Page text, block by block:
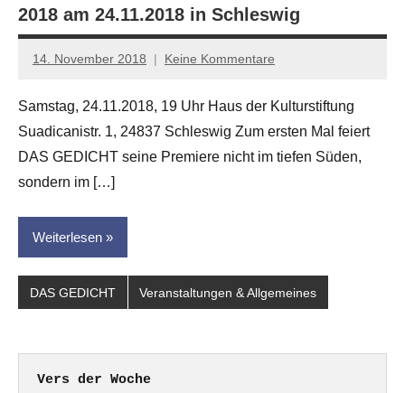
2018 am 24.11.2018 in Schleswig
14. November 2018
johanna
Keine Kommentare
Samstag, 24.11.2018, 19 Uhr Haus der Kulturstiftung
Suadicanistr. 1, 24837 Schleswig Zum ersten Mal feiert
DAS GEDICHT seine Premiere nicht im tiefen Süden,
sondern im […]
Weiterlesen
DAS GEDICHT Veranstaltungen & Allgemeines
Vers der Woche